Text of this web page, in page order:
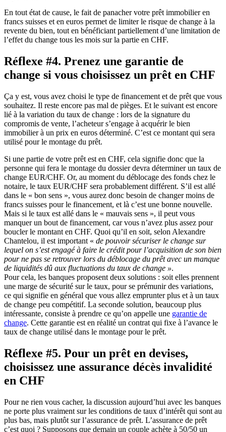
En tout état de cause, le fait de panacher votre prêt immobilier en
francs suisses et en euros permet de limiter le risque de change à la
revente du bien, tout en bénéficiant partiellement d’une limitation de
l’effet du change tous les mois sur la partie en CHF.
Réflexe #4. Prenez une garantie de
change si vous choisissez un prêt en CHF
Ça y est, vous avez choisi le type de financement et de prêt que vous
souhaitez. Il reste encore pas mal de pièges. Et le suivant est encore
lié à la variation du taux de change : lors de la signature du
compromis de vente, l’acheteur s’engage à acquérir le bien
immobilier à un prix en euros déterminé. C’est ce montant qui sera
utilisé pour le montage du prêt.
Si une partie de votre prêt est en CHF, cela signifie donc que la
personne qui fera le montage du dossier devra déterminer un taux de
change EUR/CHF. Or, au moment du déblocage des fonds chez le
notaire, le taux EUR/CHF sera probablement différent. S’il est allé
dans le « bon sens », vous aurez donc besoin de changer moins de
francs suisses pour le financement, et là c’est une bonne nouvelle.
Mais si le taux est allé dans le « mauvais sens », il peut vous
manquer un bout de financement, car vous n’avez plus assez pour
boucler le montant en CHF. Quoi qu’il en soit, selon Alexandre
Chantelou, il est important « de pouvoir sécuriser le change sur
lequel on s’est engagé à faire le crédit pour l’acquisition de son bien
pour ne pas se retrouver lors du déblocage du prêt avec un manque
de liquidités dû aux fluctuations du taux de change ».
Pour cela, les banques proposent deux solutions : soit elles prennent
une marge de sécurité sur le taux, pour se prémunir des variations,
ce qui signifie en général que vous allez emprunter plus et à un taux
de change peu compétitif. La seconde solution, beaucoup plus
intéressante, consiste à prendre ce qu’on appelle une garantie de
change. Cette garantie est en réalité un contrat qui fixe à l’avance le
taux de change utilisé dans le montage pour le prêt.
Réflexe #5. Pour un prêt en devises,
choisissez une assurance décès invalidité
en CHF
Pour ne rien vous cacher, la discussion aujourd’hui avec les banques
ne porte plus vraiment sur les conditions de taux d’intérêt qui sont au
plus bas, mais plutôt sur l’assurance de prêt. L’assurance de prêt
c’est quoi ? Supposons que demain un couple achète à 50/50 un